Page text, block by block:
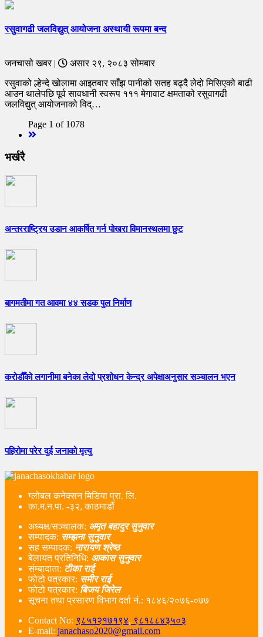
रसुवागढी जलविद्युत् आयोजना अस्थायी रूपमा बन्द
जनचासो खबर |
असार २९, २०८३ सोमबार
रसुवाको ल्हेन्दे खोलामा आइतबार साँझ पानीको सतह बढ्दै लेदो मिसिएको बाढी
आउन थालेपछि पूर्व सावधानी स्वरूप १११ मेगावाट क्षमताको रसुवागढी
जलविद्युत् आयोजनाको विद्…
Page 1 of 1078
भर्खरै
अन्तरराष्ट्रिय उडान आकर्षित गर्न पोखरा विमानस्थलमा छुट
बागमतीमा गत आवमा ४४ सडक पुल निर्माण
करोडौँको लगानीमा बनेका लेदो प्रशोधन केन्द्र अपेक्षाअनुसार सञ्चालन भएन
पहिरोमा परेर दुई जनाको मृत्यु
ग्लोबल कनेक्सन मिडिया प्रा. लि.
का.म.न.पा. -३२, काठमाडौं
अध्यक्ष/सञ्चालक: अमृत बहादुर सुनुवार
सम्पादक: सम्झना सुनुवार
सह सम्पादक: नारायण श्रेष्ठ
बेलायत प्रतिनिधि: आकास सुनुवार
संम्बादाता: टीका राई
फोटो पत्रकार: समीर राई
फोटो पत्रकार: बिजय जिरेल
सूचना तथा प्रसारण विभाग दर्ता नं‌.: १८४६/२०७६-०७७
Contact No: ९८५१२१७१९४, ९८१८८४३५०३
E-mail: janachaso2020@gmail.com